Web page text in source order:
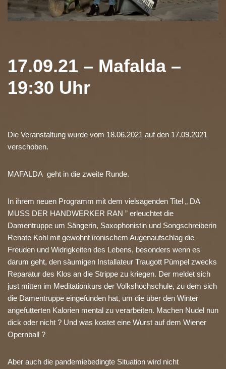
17.09.21 – Mafalda –
19:30 Uhr
Die Veranstaltung wurde vom 18.06.2021 auf den 17.09.2021
verschoben.
MAFALDA geht in die zweite Runde.
In ihrem neuen Programm mit dem vielsagenden Titel „ DA
MUSS DER HANDWERKER RAN ” erleuchtet die
Damentruppe um Sängerin, Saxophonistin und Songschreiberin
Renate Kohl mit gewohnt ironischem Augenaufschlag die
Freuden und Widrigkeiten des Lebens, besonders wenn es
darum geht, den säumigen Installateur Traugott Pümpel zwecks
Reparatur des Klos an die Strippe zu kriegen. Der meldet sich
just mitten im Meditationkurs der Volkshochschule, zu dem sich
die Damentruppe eingefunden hat, um die über den Winter
angefutterten Kalorien mental zu verarbeiten. Machen Nudel nun
dick oder nicht ? Und was kostet eine Wurst auf dem Wiener
Opernball ?
Aber auch die pandemiebedingte Situation wird nicht